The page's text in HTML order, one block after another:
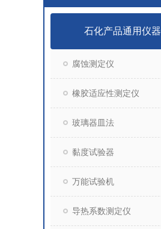
石化产品通用仪器
腐蚀测定仪
橡胶适应性测定仪
玻璃器皿法
黏度试验器
万能试验机
导热系数测定仪